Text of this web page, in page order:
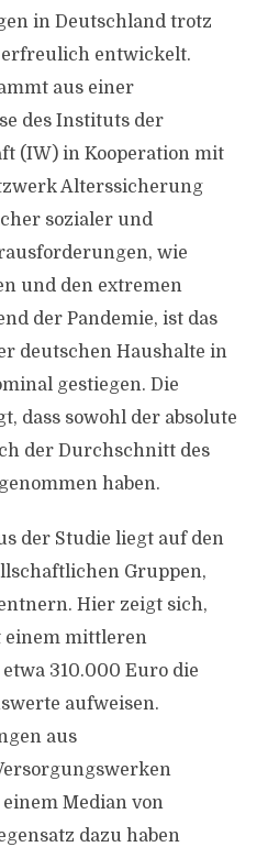
in Deutschland trotz
entwickelt.
aus einer
des Instituts der
(IW) in Kooperation mit
Alterssicherung
sozialer und
wie
und den extremen
der Pandemie, ist das
deutschen Haushalte in
gestiegen. Die
dass sowohl der absolute
der Durchschnitt des
haben.
der Studie liegt auf den
Gruppen,
Hier zeigt sich,
einem mittleren
310.000 Euro die
aufweisen.
aus
Median von
dazu haben